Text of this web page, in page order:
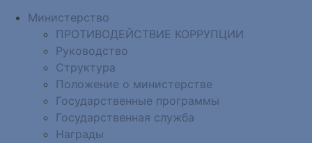
Министерство
ПРОТИВОДЕЙСТВИЕ КОРРУПЦИИ
Руководство
Структура
Положение о министерстве
Государственные программы
Государственная служба
Награды